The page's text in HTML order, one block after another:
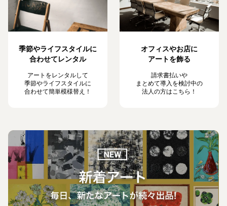
季節やライフスタイルに
合わせてレンタル
アートをレンタルして
季節やライフスタイルに
合わせて簡単模様替え！
オフィスやお店に
アートを飾る
請求書払いや
まとめて導入を検討中の
法人の方はこちら！